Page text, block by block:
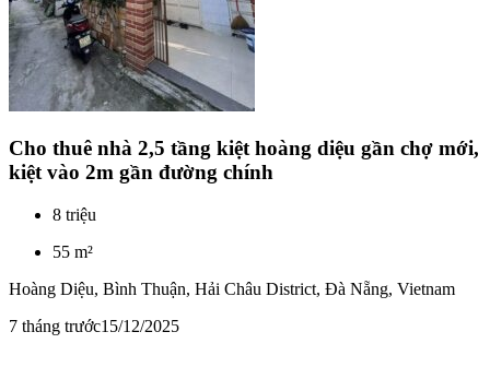
Cho thuê nhà 2,5 tầng kiệt hoàng diệu gần chợ mới,
kiệt vào 2m gần đường chính
8 triệu
55 m²
Hoàng Diệu, Bình Thuận, Hải Châu District, Đà Nẵng, Vietnam
7 tháng trước15/12/2025